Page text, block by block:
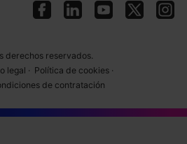
derechos reservados.
legal · Política de cookies ·
de contratación